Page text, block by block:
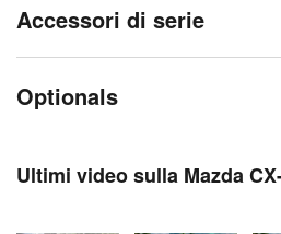
Accessori di serie
Optionals
Ultimi video sulla Mazda